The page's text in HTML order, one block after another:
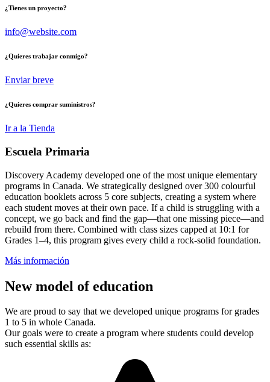
¿Tienes un proyecto?
info@website.com
¿Quieres trabajar conmigo?
Enviar breve
¿Quieres comprar suministros?
Ir a la Tienda
Escuela Primaria
Discovery Academy developed one of the most unique elementary
programs in Canada. We strategically designed over 300 colourful
education booklets across 5 core subjects, creating a system where
each student moves at their own pace. If a child is struggling with a
concept, we go back and find the gap—that one missing piece—and
rebuild from there. Combined with class sizes capped at 10:1 for
Grades 1–4, this program gives every child a rock-solid foundation.
Más información
New model of education
We are proud to say that we developed unique programs for grades
1 to 5 in whole Canada.
Our goals were to create a program where students could develop
such essential skills as: